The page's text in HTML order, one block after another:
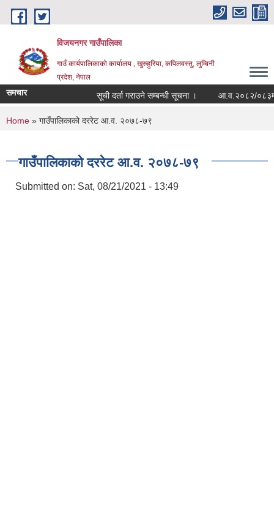
Skip to main content
विजयनगर गाउँपालिका
गाउँ कार्यपालिकाको कार्यालय , खुरुहुरिया, कपिलवस्तु, लुम्बिनी
प्रदेश, नेपाल
समचार सूची दर्ता गराउने सम्बन्धी सूचना । आ.व.२०८२/०८३मा
You are here
Home » गाउँपालिकाको दररेट आ.व. २०७८-७९
गाउँपालिकाको दररेट आ.व. २०७८-७९
Submitted on: Sat, 08/21/2021 - 13:49